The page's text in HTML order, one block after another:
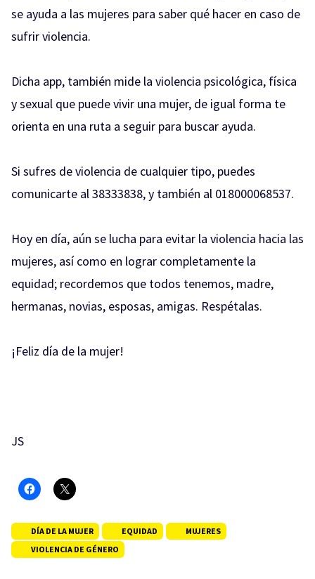
se ayuda a las mujeres para saber qué hacer en caso de
sufrir violencia.
Dicha app, también mide la violencia psicológica, física
y sexual que puede vivir una mujer, de igual forma te
orienta en una ruta a seguir para buscar ayuda.
Si sufres de violencia de cualquier tipo, puedes
comunicarte al 38333838, y también al 018000068537.
Hoy en día, aún se lucha para evitar la violencia hacia las
mujeres, así como en lograr completamente la
equidad; recordemos que todos tenemos, madre,
hermanas, novias, esposas, amigas. Respétalas.
¡Feliz día de la mujer!
JS
DÍA DE LA MUJER EQUIDAD
MUJERES
VIOLENCIA DE GÉNERO